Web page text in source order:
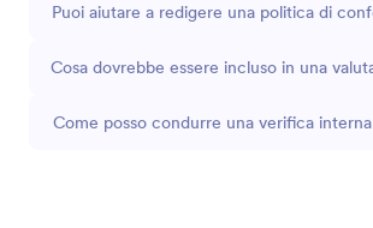
Puoi aiutare a redigere una politica di
Cosa dovrebbe essere incluso in una
Come posso condurre una verifica